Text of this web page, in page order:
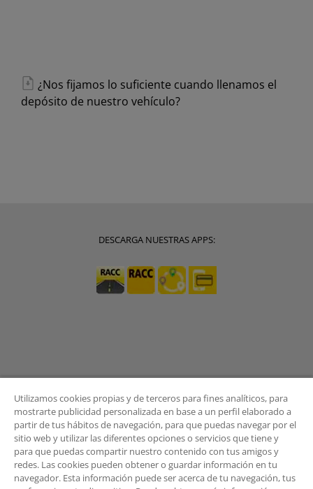
¿Nos fijamos lo suficiente cuando llenamos el
depósito de nuestro vehículo?
DESCARGA NUESTRAS APPS:
BOLETÍN
Utilizamos cookies propias y de terceros para fines analíticos, para
mostrarte publicidad personalizada en base a un perfil elaborado a
partir de tus hábitos de navegación, para que puedas navegar por el
sitio web y utilizar las diferentes opciones o servicios que tiene y
para que puedas compartir nuestro contenido con tus amigos y
redes. Las cookies pueden obtener o guardar información en tu
navegador. Esta información puede ser acerca de tu navegación, tus